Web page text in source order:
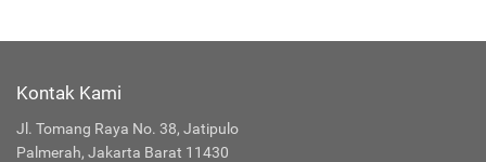
Kontak Kami
Jl. Tomang Raya No. 38, Jatipulo
Palmerah, Jakarta Barat 11430